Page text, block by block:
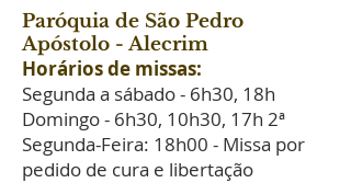
Paróquia de São Pedro
Apóstolo - Alecrim
Horários de missas:
Segunda a sábado - 6h30, 18h
Domingo - 6h30, 10h30, 17h 2ª
Segunda-Feira: 18h00 - Missa por
pedido de cura e libertação